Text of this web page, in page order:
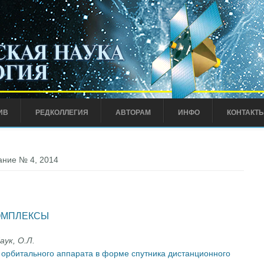
РЕДКОЛЛЕГИЯ АВТОРАМ ИНФО
№ 4, 2014
О.Л.
аппарата в форме спутника дистанционного